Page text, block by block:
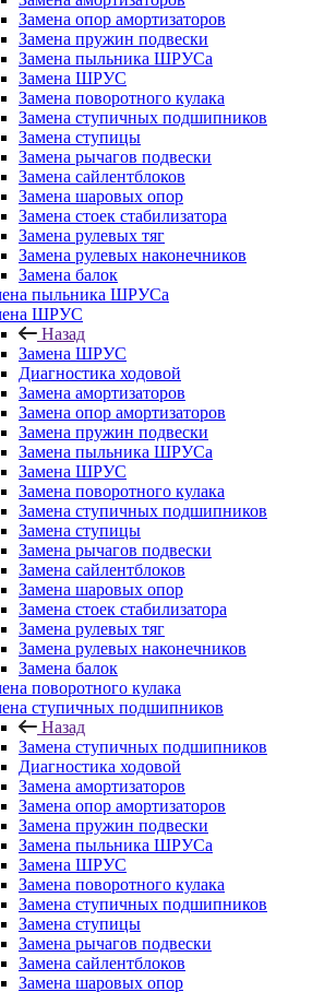
Замена опор амортизаторов
Замена пружин подвески
Замена пыльника ШРУСа
Замена ШРУС
Замена поворотного кулака
Замена ступичных подшипников
Замена ступицы
Замена рычагов подвески
Замена сайлентблоков
Замена шаровых опор
Замена стоек стабилизатора
Замена рулевых тяг
Замена рулевых наконечников
Замена балок
пыльника ШРУСа
ШРУС
Назад
Замена ШРУС
Диагностика ходовой
Замена амортизаторов
Замена опор амортизаторов
Замена пружин подвески
Замена пыльника ШРУСа
Замена ШРУС
Замена поворотного кулака
Замена ступичных подшипников
Замена ступицы
Замена рычагов подвески
Замена сайлентблоков
Замена шаровых опор
Замена стоек стабилизатора
Замена рулевых тяг
Замена рулевых наконечников
Замена балок
поворотного кулака
ступичных подшипников
Назад
Замена ступичных подшипников
Диагностика ходовой
Замена амортизаторов
Замена опор амортизаторов
Замена пружин подвески
Замена пыльника ШРУСа
Замена ШРУС
Замена поворотного кулака
Замена ступичных подшипников
Замена ступицы
Замена рычагов подвески
Замена сайлентблоков
Замена шаровых опор